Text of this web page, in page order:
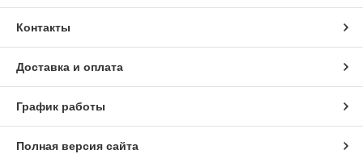
Контакты
Доставка и оплата
График работы
Полная версия сайта